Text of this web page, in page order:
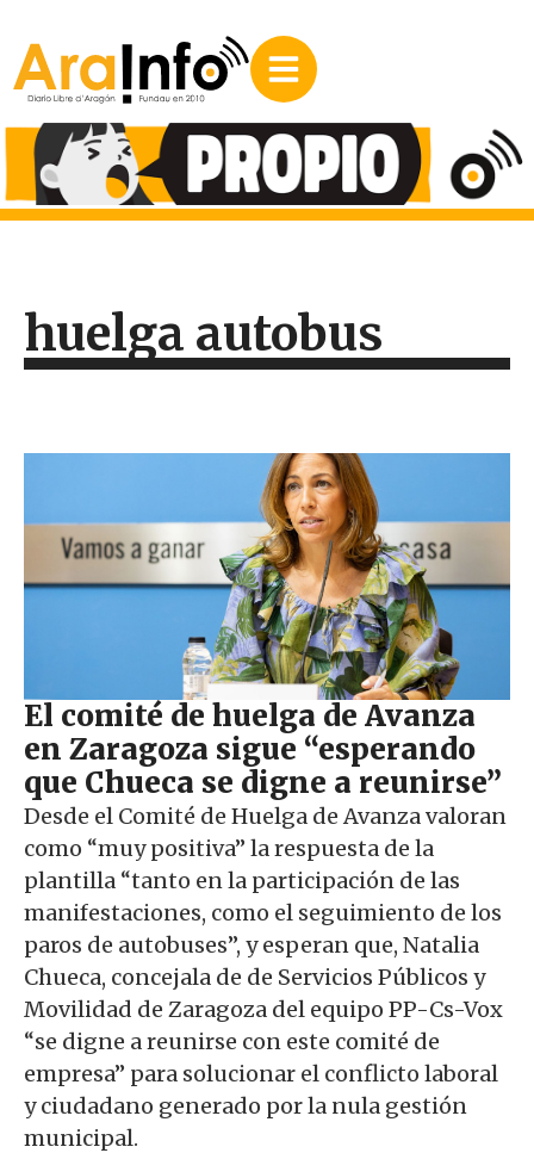
huelga autobus
El comité de huelga de Avanza
en Zaragoza sigue “esperando
que Chueca se digne a reunirse”
Desde el Comité de Huelga de Avanza valoran
como “muy positiva” la respuesta de la
plantilla “tanto en la participación de las
manifestaciones, como el seguimiento de los
paros de autobuses”, y esperan que, Natalia
Chueca, concejala de de Servicios Públicos y
Movilidad de Zaragoza del equipo PP-Cs-Vox
“se digne a reunirse con este comité de
empresa” para solucionar el conflicto laboral
y ciudadano generado por la nula gestión
municipal.